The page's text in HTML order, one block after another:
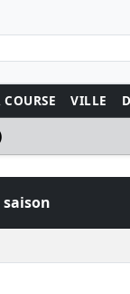
VILLE
saison